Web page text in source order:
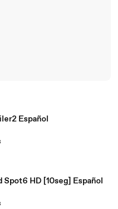
Español
Spot6 HD [10seg] Español